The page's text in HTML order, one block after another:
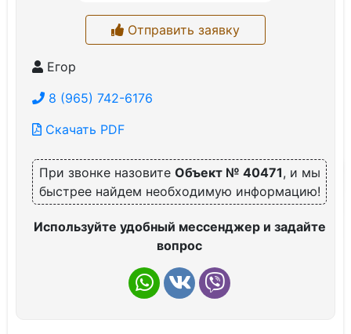
Отправить заявку
Егор
8 (965) 742-6176
Скачать PDF
При звонке назовите Объект № 40471, и мы
быстрее найдем необходимую информацию!
Используйте удобный мессенджер и задайте
вопрос